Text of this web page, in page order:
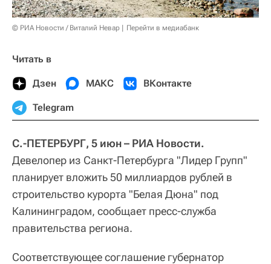
© РИА Новости / Виталий Невар Перейти в медиабанк
Читать в
Дзен МАКС ВКонтакте
Telegram
С.-ПЕТЕРБУРГ, 5 июн – РИА Новости.
Девелопер из Санкт-Петербурга "Лидер Групп"
планирует вложить 50 миллиардов рублей в
строительство курорта "Белая Дюна" под
Калининградом, сообщает пресс-служба
правительства региона.
Соответствующее соглашение губернатор